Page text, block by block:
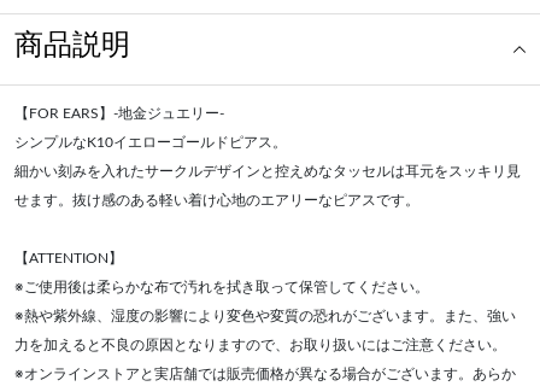
商品説明
【FOR EARS】-地金ジュエリー-
シンプルなK10イエローゴールドピアス。
細かい刻みを入れたサークルデザインと控えめなタッセルは耳元をスッキリ見
せます。抜け感のある軽い着け心地のエアリーなピアスです。
【ATTENTION】
※ご使用後は柔らかな布で汚れを拭き取って保管してください。
※熱や紫外線、湿度の影響により変色や変質の恐れがございます。また、強い
力を加えると不良の原因となりますので、お取り扱いにはご注意ください。
※オンラインストアと実店舗では販売価格が異なる場合がございます。あらか